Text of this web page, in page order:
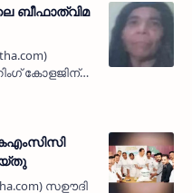
ബീഫാത്വിമ
കോളജിന്
സഊദി